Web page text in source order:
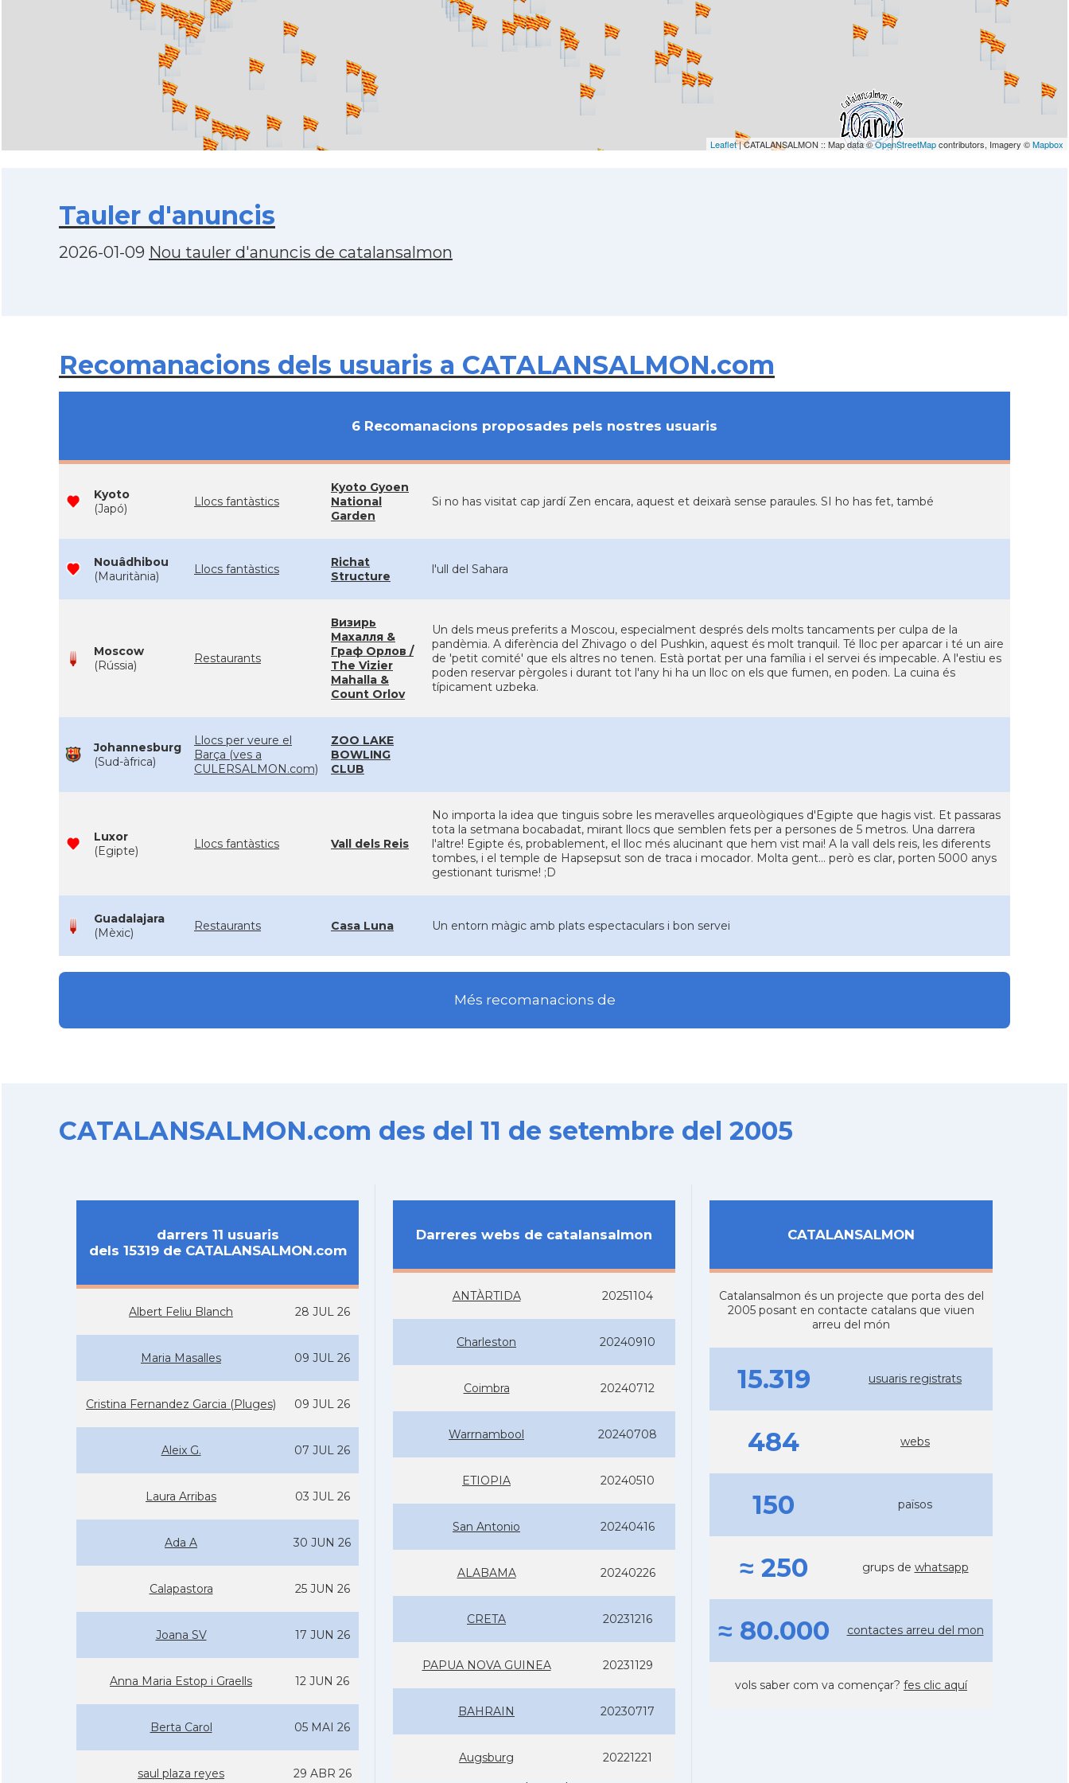
Leaflet| CATALANSALMON :: Map data ©OpenStreetMapcontributors, Imagery ©Mapbox
Tauler d'anuncis
2026-01-09 Nou tauler d'anuncis de catalansalmon
Recomanacions dels usuaris a CATALANSALMON.com
6 Recomanacions proposades pels nostres usuaris
Kyoto
(Japó)
Llocs fantàstics
Kyoto Gyoen
National
Garden
Si no has visitat cap jardí Zen encara, aquest et deixarà sense paraules. SI ho has fet, també
Nouâdhibou
(Mauritània)
Llocs fantàstics
Richat
Structure
l'ull del Sahara
Moscow
(Rússia)
Restaurants
Визирь
Махалля &
Граф Орлов /
The Vizier
Mahalla &
Count Orlov
Un dels meus preferits a Moscou, especialment després dels molts tancaments per culpa de la
pandèmia. A diferència del Zhivago o del Pushkin, aquest és molt tranquil. Té lloc per aparcar i té un aire
de 'petit comité' que els altres no tenen. Està portat per una família i el servei és impecable. A l'estiu es
poden reservar pèrgoles i durant tot l'any hi ha un lloc on els que fumen, en poden. La cuina és
típicament uzbeka.
Johannesburg
(Sud-àfrica)
Llocs per veure el
Barça (ves a
CULERSALMON.com)
ZOO LAKE
BOWLING
CLUB
Luxor
(Egipte)
Llocs fantàstics Vall dels Reis
No importa la idea que tinguis sobre les meravelles arqueològiques d'Egipte que hagis vist. Et passaras
tota la setmana bocabadat, mirant llocs que semblen fets per a persones de 5 metros. Una darrera
l'altre! Egipte és, probablement, el lloc més alucinant que hem vist mai! A la vall dels reis, les diferents
tombes, i el temple de Hapsepsut son de traca i mocador. Molta gent... però es clar, porten 5000 anys
gestionant turisme! ;D
Guadalajara
(Mèxic)
Restaurants Casa Luna Un entorn màgic amb plats espectaculars i bon servei
Més recomanacions de
CATALANSALMON.com des del 11 de setembre del 2005
darrers 11 usuaris
dels 15319 de CATALANSALMON.com
Albert Feliu Blanch 28 JUL 26
Maria Masalles 09 JUL 26
Cristina Fernandez Garcia (Pluges) 09 JUL 26
Aleix G. 07 JUL 26
Laura Arribas 03 JUL 26
Ada A 30 JUN 26
Calapastora 25 JUN 26
Joana SV 17 JUN 26
Anna Maria Estop i Graells 12 JUN 26
Berta Carol 05 MAI 26
saul plaza reyes 29 ABR 26
Darreres webs de catalansalmon
ANTÀRTIDA 20251104
Charleston 20240910
Coimbra 20240712
Warrnambool 20240708
ETIOPIA 20240510
San Antonio 20240416
ALABAMA 20240226
CRETA 20231216
PAPUA NOVA GUINEA 20231129
BAHRAIN 20230717
Augsburg 20221221
CATALANSALMON
Catalansalmon és un projecte que porta des del
2005 posant en contacte catalans que viuen
arreu del món
15.319 usuaris registrats
484 webs
150 països
≈ 250 grups de whatsapp
≈ 80.000 contactes arreu del mon
vols saber com va començar? fes clic aquí